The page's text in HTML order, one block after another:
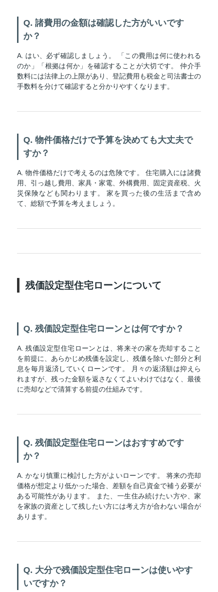
Q. 諸費用の金額は確認した方がいいです
か？
A. はい、必ず確認しましょう。 「この費用は何に使われる
のか」「根拠は何か」を確認することが大切です。 仲介手
数料には法律上の上限があり、登記費用も税金と司法書士の
手数料を分けて確認すると分かりやすくなります。
Q. 物件価格だけで予算を決めても大丈夫で
すか？
A. 物件価格だけで考えるのは危険です。 住宅購入には諸費
用、引っ越し費用、家具・家電、外構費用、固定資産税、火
災保険なども関わります。 家を買った後の生活まで含め
て、総額で予算を考えましょう。
残価設定型住宅ローンについて
Q. 残価設定型住宅ローンとは何ですか？
A. 残価設定型住宅ローンとは、将来その家を売却すること
を前提に、あらかじめ残価を設定し、残価を除いた部分と利
息を毎月返済していくローンです。 月々の返済額は抑えら
れますが、残った金額を返さなくてよいわけではなく、最後
に売却などで清算する前提の仕組みです。
Q. 残価設定型住宅ローンはおすすめです
か？
A. かなり慎重に検討した方がよいローンです。 将来の売却
価格が想定より低かった場合、差額を自己資金で補う必要が
ある可能性があります。 また、一生住み続けたい方や、家
を家族の資産として残したい方には考え方が合わない場合が
あります。
Q. 大分で残価設定型住宅ローンは使いやす
いですか？